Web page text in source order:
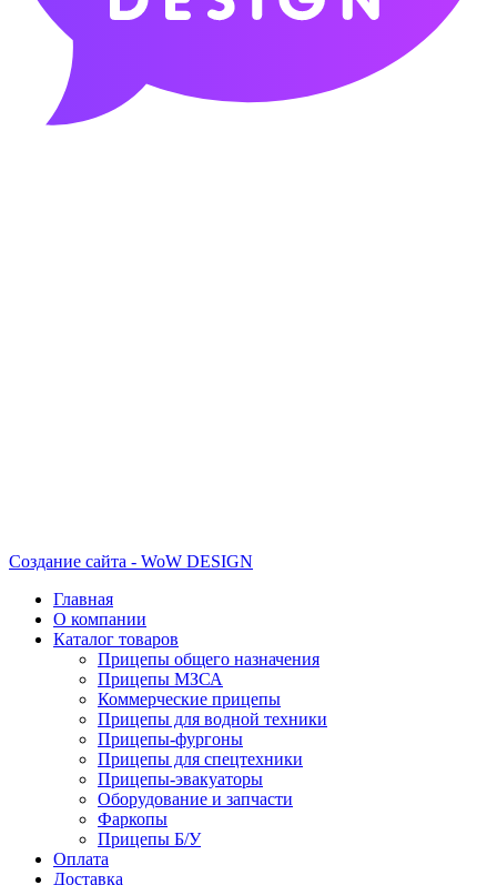
Создание сайта - WoW DESIGN
Главная
О компании
Каталог товаров
Прицепы общего назначения
Прицепы МЗСА
Коммерческие прицепы
Прицепы для водной техники
Прицепы-фургоны
Прицепы для спецтехники
Прицепы-эвакуаторы
Оборудование и запчасти
Фаркопы
Прицепы Б/У
Оплата
Доставка